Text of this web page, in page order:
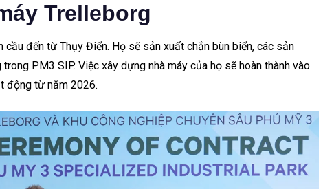
Trelleborg
đến từ Thụy Điển. Họ sẽ sản xuất chắn bùn biển, các sản
PM3 SIP. Việc xây dựng nhà máy của họ sẽ hoàn thành vào
động từ năm 2026.